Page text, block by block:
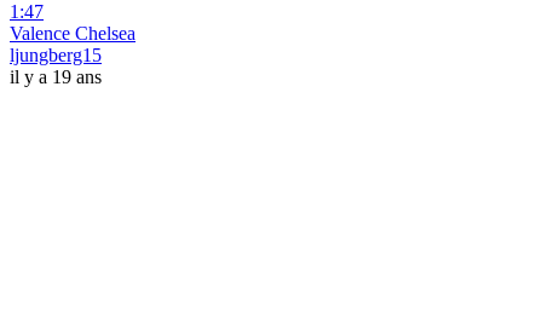
1:47
Valence Chelsea
ljungberg15
il y a 19 ans